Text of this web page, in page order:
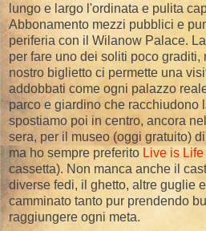
lungo e largo l'ordinata e pulita
Abbonamento mezzi pubblici e
periferia con il Wilanow Palace.
per fare uno dei soliti poco graditi,
nostro biglietto ci permette una
addobbati come ogni palazzo
parco e giardino che racchiudono
spostiamo poi in centro, ancora
sera, per il museo (oggi gratuito)
ma ho sempre preferito Live is Life
cassetta). Non manca anche il
diverse fedi, il ghetto, altre guglie
camminato tanto pur prendendo
raggiungere ogni meta.